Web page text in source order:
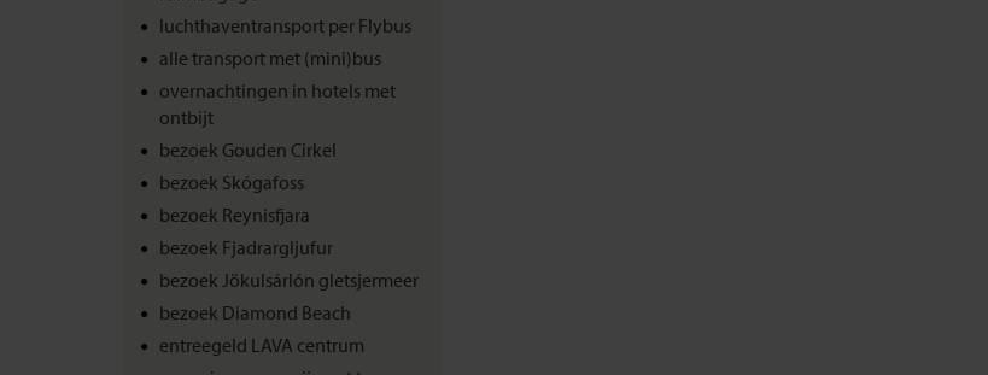
luchthaventransport per Flybus
alle transport met (mini)bus
overnachtingen in hotels met
ontbijt
bezoek Gouden Cirkel
bezoek Skógafoss
bezoek Reynisfjara
bezoek Fjadrargljufur
bezoek Jökulsárlón gletsjermeer
bezoek Diamond Beach
entreegeld LAVA centrum